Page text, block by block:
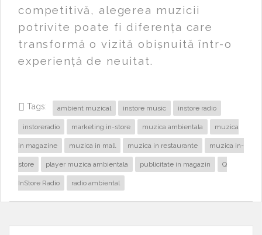
competitivă, alegerea muzicii
potrivite poate fi diferența care
transformă o vizită obișnuită într-o
experiență de neuitat.
Tags: ambient muzical instore music instore radio
instoreradio marketing in-store muzica ambientala muzica
in magazine muzica in mall muzica in restaurante muzica in-
store player muzica ambientala publicitate in magazin Q
InStore Radio radio ambiental